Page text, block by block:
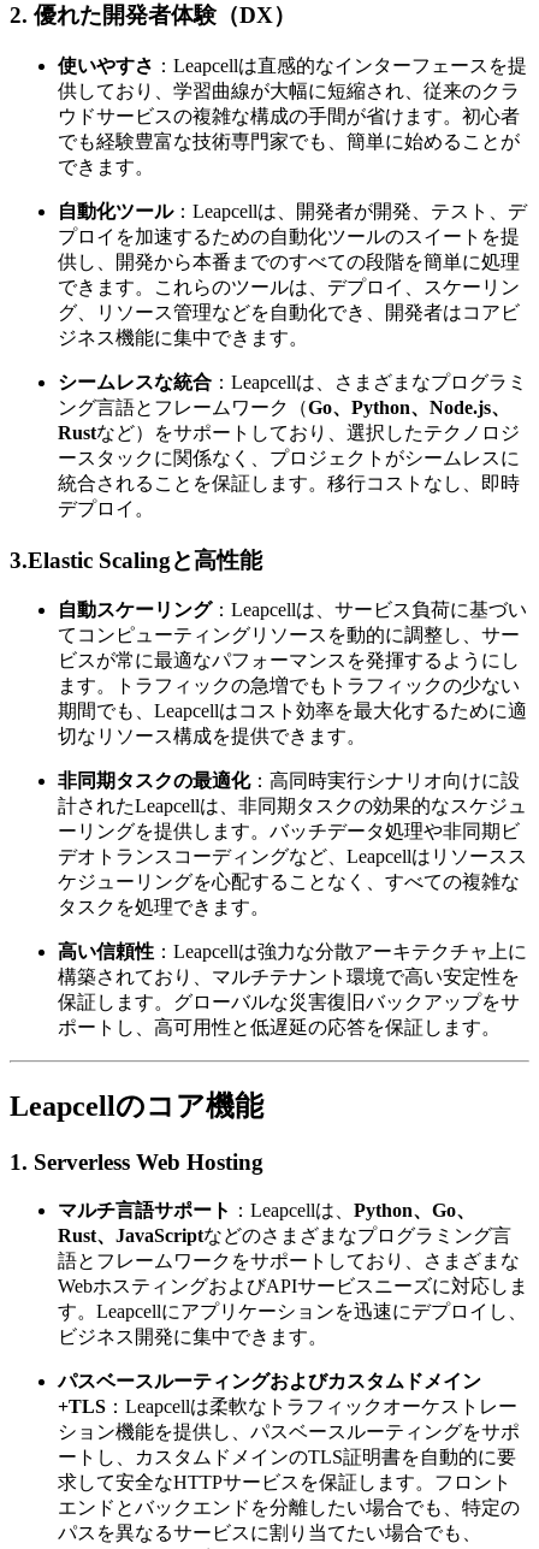
2. 優れた開発者体験（DX）
使いやすさ ：Leapcellは直感的なインターフェースを提
供しており、学習曲線が大幅に短縮され、従来のクラ
ウドサービスの複雑な構成の手間が省けます。初心者
でも経験豊富な技術専門家でも、簡単に始めることが
できます。
自動化ツール：Leapcellは、開発者が開発、テスト、デ
プロイを加速するための自動化ツールのスイートを提
供し、開発から本番までのすべての段階を簡単に処理
できます。これらのツールは、デプロイ、スケーリン
グ、リソース管理などを自動化でき、開発者はコアビ
ジネス機能に集中できます。
シームレスな統合 ：Leapcellは、さまざまなプログラミ
ング言語とフレームワーク（Go、Python、Node.js、
Rustなど）をサポートしており、選択したテクノロジ
ースタックに関係なく、プロジェクトがシームレスに
統合されることを保証します。移行コストなし、即時
デプロイ。
3.Elastic Scalingと高性能
自動スケーリング：Leapcellは、サービス負荷に基づい
てコンピューティングリソースを動的に調整し、サー
ビスが常に最適なパフォーマンスを発揮するようにし
ます。トラフィックの急増でもトラフィックの少ない
期間でも、Leapcellはコスト効率を最大化するために適
切なリソース構成を提供できます。
非同期タスクの最適化：高同時実行シナリオ向けに設
計されたLeapcellは、非同期タスクの効果的なスケジュ
ーリングを提供します。バッチデータ処理や非同期ビ
デオトランスコーディングなど、Leapcellはリソースス
ケジューリングを心配することなく、すべての複雑な
タスクを処理できます。
高い信頼性 ：Leapcellは強力な分散アーキテクチャ上に
構築されており、マルチテナント環境で高い安定性を
保証します。グローバルな災害復旧バックアップをサ
ポートし、高可用性と低遅延の応答を保証します。
Leapcellのコア機能
1. Serverless Web Hosting
マルチ言語サポート ：Leapcellは、 Python、Go、
Rust、JavaScriptなどのさまざまなプログラミング言
語とフレームワークをサポートしており、さまざまな
WebホスティングおよびAPIサービスニーズに対応しま
す。Leapcellにアプリケーションを迅速にデプロイし、
ビジネス開発に集中できます。
パスベースルーティングおよびカスタムドメイン
+TLS ：Leapcellは柔軟なトラフィックオーケストレー
ション機能を提供し、パスベースルーティングをサポ
ートし、カスタムドメインのTLS証明書を自動的に要
求して安全なHTTPサービスを保証します。フロント
エンドとバックエンドを分離したい場合でも、特定の
パスを異なるサービスに割り当てたい場合でも、